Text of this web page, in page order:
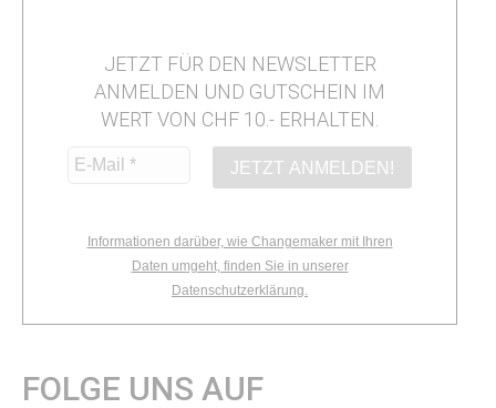
JETZT FÜR DEN NEWSLETTER
ANMELDEN UND GUTSCHEIN IM
WERT VON CHF 10.- ERHALTEN.
Informationen darüber, wie Changemaker mit Ihren
Daten umgeht, finden Sie in unserer
Datenschutzerklärung.
FOLGE UNS AUF